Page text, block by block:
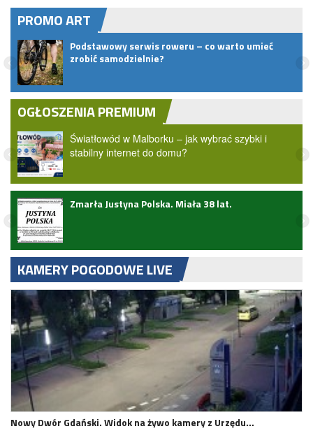
PROMO ART
Podstawowy serwis roweru – co warto umieć
zrobić samodzielnie?
OGŁOSZENIA PREMIUM
Światłowód w Malborku – jak wybrać szybki i
stabilny internet do domu?
Zmarła Justyna Polska. Miała 38 lat.
KAMERY POGODOWE LIVE
Nowy Dwór Gdański. Widok na żywo kamery z Urzędu…